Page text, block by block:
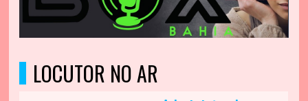
LOCUTOR NO AR